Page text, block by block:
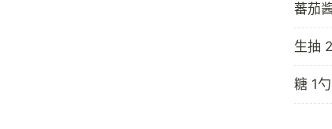
蕃茄
生抽
糖 1勺